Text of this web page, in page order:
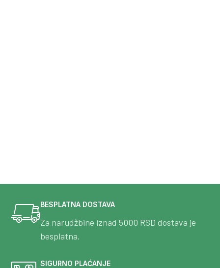
BESPLATNA DOSTAVA
Za narudžbine iznad 5000 RSD dostava je
besplatna.
SIGURNO PLAĆANJE